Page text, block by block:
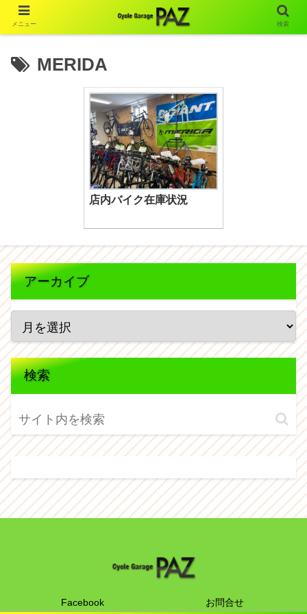
MERIDA
店内バイク在庫状況
アーカイブ
検索
Facebook お問合せ
メニュー 検索